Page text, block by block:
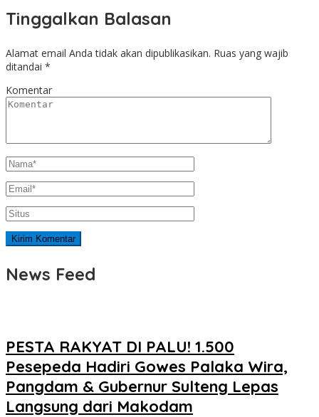
Tinggalkan Balasan
Alamat email Anda tidak akan dipublikasikan. Ruas yang wajib
ditandai *
Komentar
News Feed
PESTA RAKYAT DI PALU! 1.500
Pesepeda Hadiri Gowes Palaka Wira,
Pangdam & Gubernur Sulteng Lepas
Langsung dari Makodam